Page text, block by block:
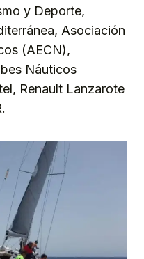
y Deporte,
Asociación
(AECN),
Náuticos
Renault Lanzarote